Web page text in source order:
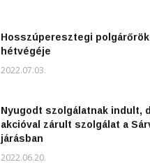
Hosszúperesztegi
hétvégéje
2022.07.03.
Nyugodt szolgálatnak indult,
akcióval zárult szolgálat a
járásban
2022.06.20.